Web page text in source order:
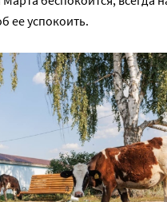
ее успокоить.